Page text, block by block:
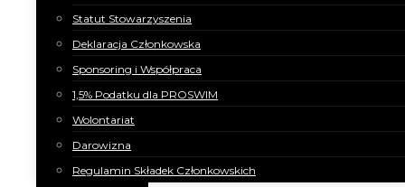
Statut Stowarzyszenia
Deklaracja Członkowska
Sponsoring i Współpraca
1,5% Podatku dla PROSWIM
Wolontariat
Darowizna
Regulamin Składek Członkowskich
Sokołowie Małopolskim!